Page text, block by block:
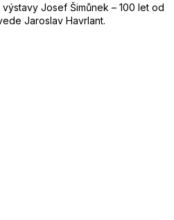
Josef Šimůnek – 100 let od
Jaroslav Havrlant.